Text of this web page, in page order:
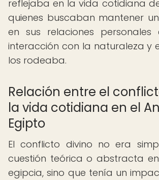
reflejaba en la vida cotidiana
quienes buscaban mantener
en sus relaciones
interacción con la naturaleza y
los rodeaba.
Relación entre el
la vida cotidiana en el
Egipto
El conflicto divino no era
cuestión teórica o abstracta
egipcia, sino que tenía un